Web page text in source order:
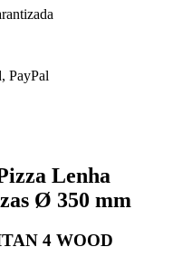
PayPal
Lenha
Ø 350 mm
4 WOOD